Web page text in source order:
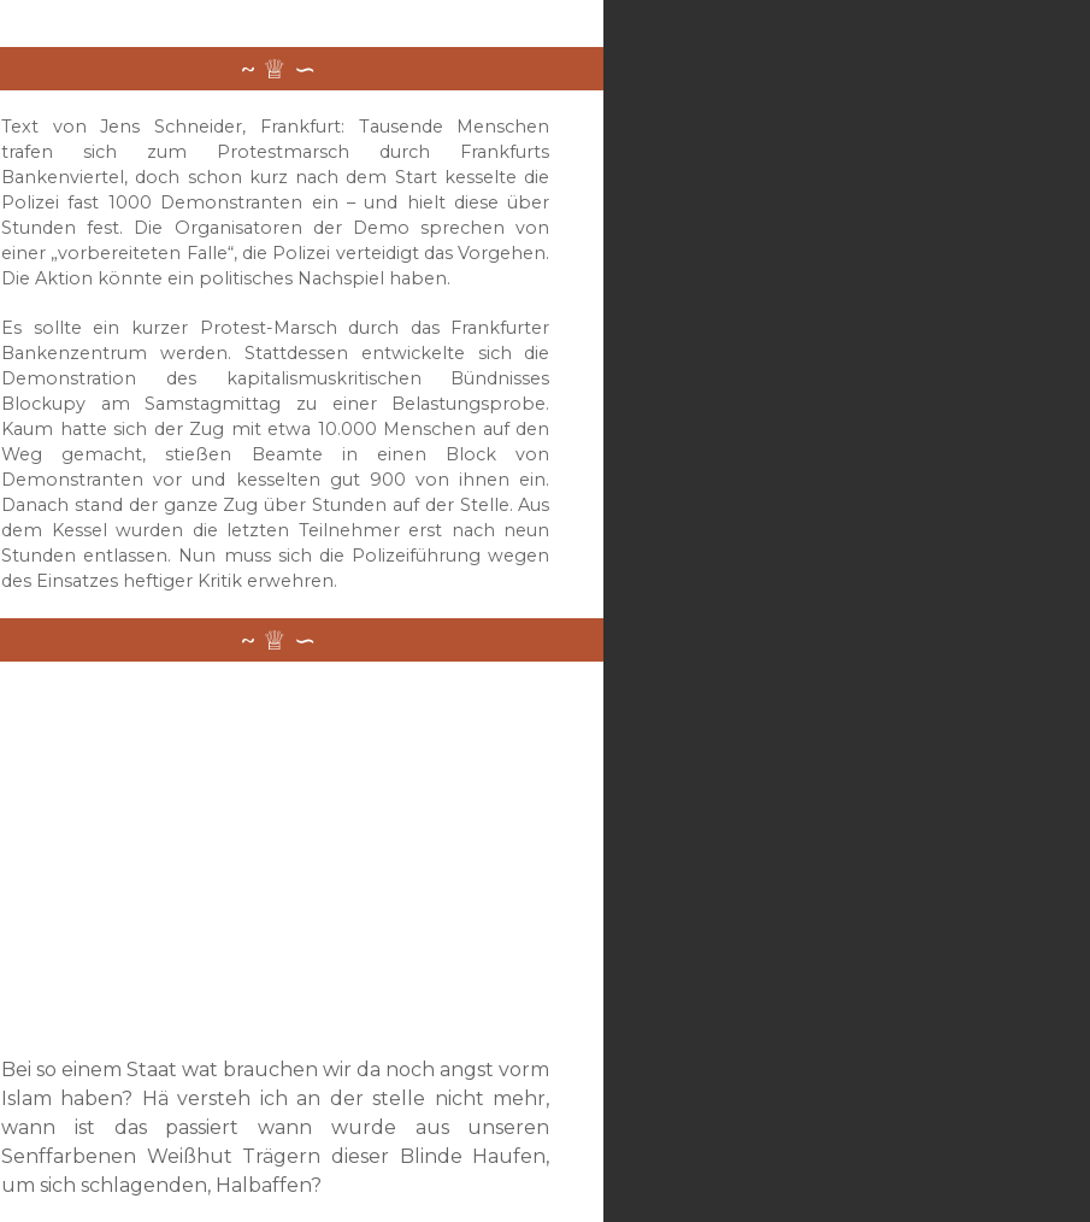
Text von Jens Schneider, Frankfurt: Tausende Menschen
trafen sich zum Protestmarsch durch Frankfurts
Bankenviertel, doch schon kurz nach dem Start kesselte die
Polizei fast 1000 Demonstranten ein – und hielt diese über
Stunden fest. Die Organisatoren der Demo sprechen von
einer „vorbereiteten Falle“, die Polizei verteidigt das Vorgehen.
Die Aktion könnte ein politisches Nachspiel haben.
Es sollte ein kurzer Protest-Marsch durch das Frankfurter
Bankenzentrum werden. Stattdessen entwickelte sich die
Demonstration des kapitalismuskritischen Bündnisses
Blockupy am Samstagmittag zu einer Belastungsprobe.
Kaum hatte sich der Zug mit etwa 10.000 Menschen auf den
Weg gemacht, stießen Beamte in einen Block von
Demonstranten vor und kesselten gut 900 von ihnen ein.
Danach stand der ganze Zug über Stunden auf der Stelle. Aus
dem Kessel wurden die letzten Teilnehmer erst nach neun
Stunden entlassen. Nun muss sich die Polizeiführung wegen
des Einsatzes heftiger Kritik erwehren.
Bei so einem Staat wat brauchen wir da noch angst vorm
Islam haben? Hä versteh ich an der stelle nicht mehr,
wann ist das passiert wann wurde aus unseren
Senffarbenen Weißhut Trägern dieser Blinde Haufen,
um sich schlagenden, Halbaffen?